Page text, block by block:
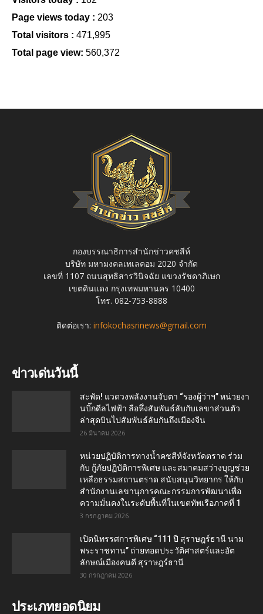
Page views today : 203
Total visitors : 471,995
Total page view: 560,372
กองบรรณาธิการสำนักข่าวคชสีห์
บริษัท มหามงคลเทเลคอม 2020 จำกัด
เลขที่ 1107 ถนนสุทธิสารวินิจฉัย แขวงรัชดาภิเษก
เขตดินแดง กรุงเทพมหานคร 10400
โทร. 082-753-8888
ติดต่อเรา: infokochasrinews@gmail.com
ข่าวเด่นวันนี้
สะพัด! แวดวงพลังงานจับตา “รองผู้ว่าฯ” หน่วยงา
นบิ๊กดีลไฟฟ้า ลือหึ่งสัมพันธ์ลับกับเลขาส่วนตัว
ล่าสุดบินไปสัมพันธ์ลับกันถึงเมืองจีน
26 มีนาคม 2026
หน่วยปฏิบัติการทางน้ำคชสีห์จังหวัดตราด ร่วม
กับ กู้ภัยปฏิบัติการพิเศษ และสมาคมสว่างบุญช่วย
เหลือธรรมสถานตราด สนับสนุนวิทยากร ให้กับ
สำนักงานเลขานุการคณะกรรมการพัฒนาเพื่อ
ความมั่นคงในระดับพื้นที่ในเขตทัพเรือภาคที่ 1
3 กรกฎาคม 2026
เปิดนิทรรศการพิเศษ “111 ปี สุราษฎร์ธานี นาม
พระราชทาน” ถ่ายทอดประวัติศาสตร์และอัต
ลักษณ์เมืองคนดี สุราษฎร์ธานี
30 กรกฎาคม 2026
ประเภทยอดนิยม